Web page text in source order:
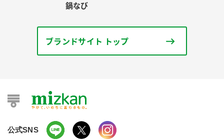
鍋なび
ブランドサイト トップ
公式SNS